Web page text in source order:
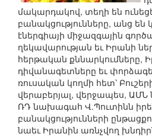
մակարդակով, տեղի են
բանակցությունները, անց են
էներգիայի միջազգային
ղեկավարության եւ Իրանի
հերթական քննարկումները,
դիվանագետները եւ
ռուսական կողմի հետ՝
վերաբերյալ, վերջապես,
ՌԴ նախագահ Վ.Պուտինն
բանակցությունների
նաեւ Իրանին առնչվող